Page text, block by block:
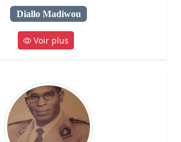
Diallo Madiwou
Voir plus